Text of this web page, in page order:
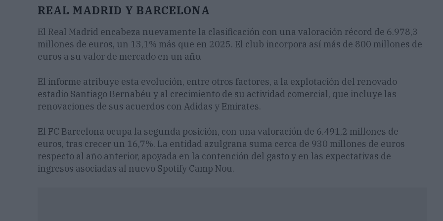
REAL MADRID Y BARCELONA
El Real Madrid encabeza nuevamente la clasificación con una valoración récord de 6.978,3
millones de euros, un 13,1% más que en 2025. El club incorpora así más de 800 millones de
euros a su valor de mercado en un año.
El informe atribuye esta evolución, entre otros factores, a la explotación del renovado
estadio Santiago Bernabéu y al crecimiento de su actividad comercial, que incluye las
renovaciones de sus acuerdos con Adidas y Emirates.
El FC Barcelona ocupa la segunda posición, con una valoración de 6.491,2 millones de
euros, tras crecer un 16,7%. La entidad azulgrana suma cerca de 930 millones de euros
respecto al año anterior, apoyada en la contención del gasto y en las expectativas de
ingresos asociadas al nuevo Spotify Camp Nou.